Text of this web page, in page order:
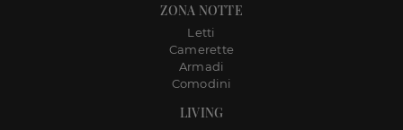
LIVING
ZONA NOTTE
Letti
Camerette
Armadi
Comodini